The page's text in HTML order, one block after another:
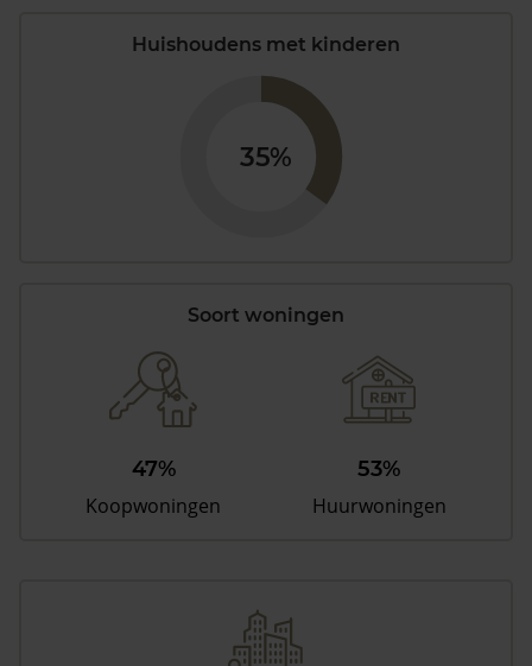
Huishoudens met kinderen
35%
Soort woningen
47%
Koopwoningen
53%
Huurwoningen